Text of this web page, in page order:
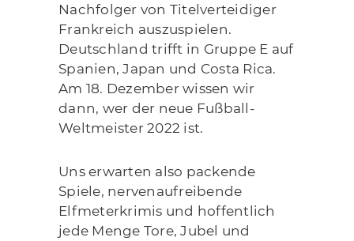
Nachfolger von Titelverteidiger
Frankreich auszuspielen.
Deutschland trifft in Gruppe E auf
Spanien, Japan und Costa Rica.
Am 18. Dezember wissen wir
dann, wer der neue Fußball-
Weltmeister 2022 ist.
Uns erwarten also packende
Spiele, nervenaufreibende
Elfmeterkrimis und hoffentlich
jede Menge Tore, Jubel und